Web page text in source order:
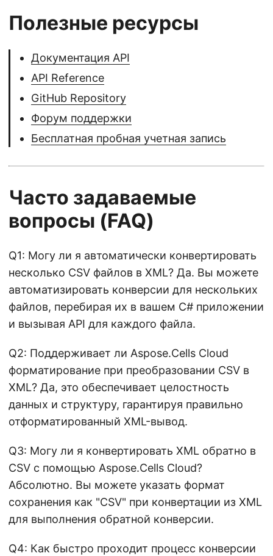
Полезные ресурсы
Документация API
API Reference
GitHub Repository
Форум поддержки
Бесплатная пробная учетная запись
Часто задаваемые
вопросы (FAQ)
Q1: Могу ли я автоматически конвертировать
несколько CSV файлов в XML? Да. Вы можете
автоматизировать конверсии для нескольких
файлов, перебирая их в вашем C# приложении
и вызывая API для каждого файла.
Q2: Поддерживает ли Aspose.Cells Cloud
форматирование при преобразовании CSV в
XML? Да, это обеспечивает целостность
данных и структуру, гарантируя правильно
отформатированный XML-вывод.
Q3: Могу ли я конвертировать XML обратно в
CSV с помощью Aspose.Cells Cloud?
Абсолютно. Вы можете указать формат
сохранения как "CSV" при конвертации из XML
для выполнения обратной конверсии.
Q4: Как быстро проходит процесс конверсии